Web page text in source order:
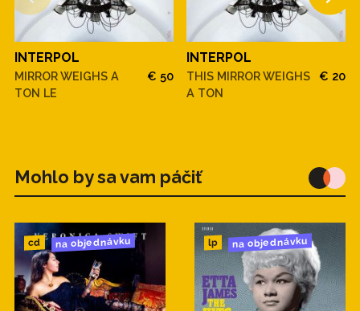
INTERPOL
MIRROR WEIGHS A
TON LE
€ 50
INTERPOL
THIS MIRROR WEIGHS
A TON
€ 20
Mohlo by sa vam páčiť
cd na objednávku lp na objednávku